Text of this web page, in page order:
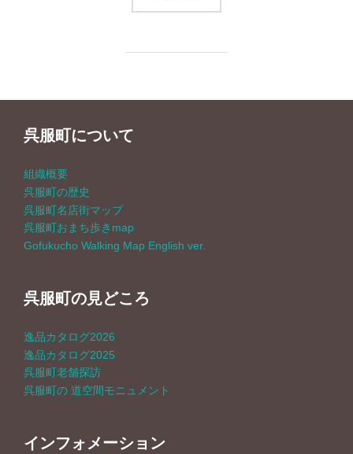
呉服町について
組織概要
呉服町の歴史
呉服町名店街マップ
呉服町おまち歩きmap
Gofukucho Walking Map English ver.
呉服町の見どころ
逸品カタログ2026
逸品カタログ2025
呉服町老舗探訪
呉服町の 道空間モニュメント
インフォメーション